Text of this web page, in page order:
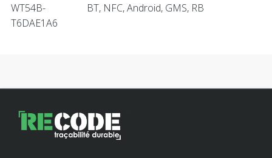
WT54B-
T6DAE1A6
BT, NFC, Android, GMS, RB